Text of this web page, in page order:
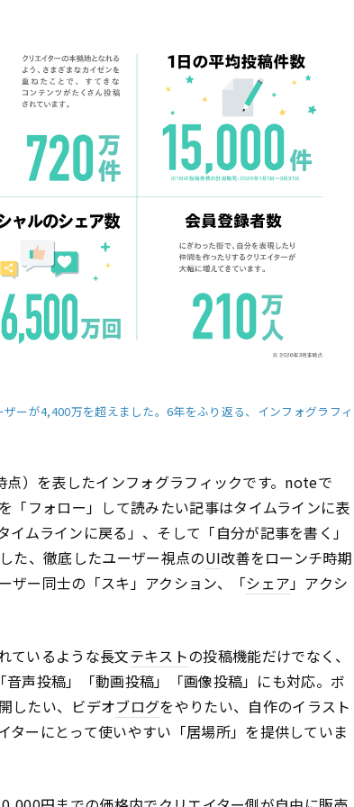
ーが4,400万を超えました。6年をふり返る、インフォグラフィ
）を表したインフォグラフィックです。noteで
「フォロー」して読みたい記事はタイムラインに表
ムラインに戻る」、そして「自分が記事を書く」
た、徹底したユーザー視点のUI改善をローンチ時期
ザー同士の「スキ」アクション、「シェア」アクシ
ているような長文テキストの投稿機能だけでなく、
声投稿」「動画投稿」「画像投稿」にも対応。ボ
したい、ビデオブログをやりたい、自作のイラスト
ターにとって使いやすい「居場所」を提供していま